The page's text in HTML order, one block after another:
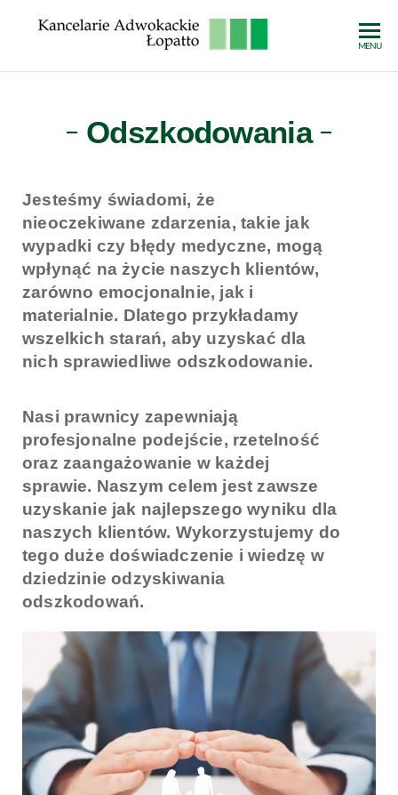
Kancelarie
MENU
Odszkodowania
Jesteśmy świadomi, że
nieoczekiwane zdarzenia, takie jak
wypadki czy błędy medyczne, mogą
wpłynąć na życie naszych klientów,
zarówno emocjonalnie, jak i
materialnie. Dlatego przykładamy
wszelkich starań, aby uzyskać dla
nich sprawiedliwe odszkodowanie.
Nasi prawnicy zapewniają
profesjonalne podejście, rzetelność
oraz zaangażowanie w każdej
sprawie. Naszym celem jest zawsze
uzyskanie jak najlepszego wyniku dla
naszych klientów. Wykorzystujemy do
tego duże doświadczenie i wiedzę w
dziedzinie odzyskiwania
odszkodowań.